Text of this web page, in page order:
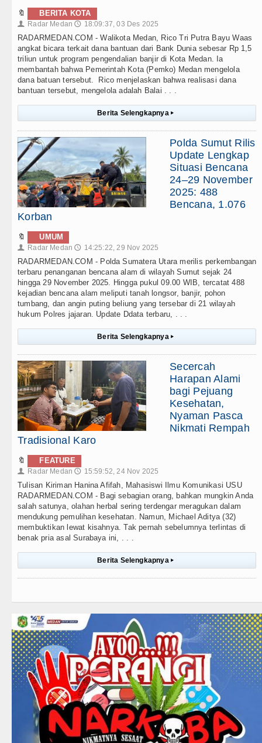
🔖 BERITA KOTA
👤 Radar Medan 🕔 18:09:37, 03 Des 2025
RADARMEDAN.COM - Walikota Medan, Rico Tri Putra Bayu Waas
angkat bicara terkait dana bantuan dari Bank Dunia sebesar Rp 1,5
triliun untuk program pengendalian banjir di Kota Medan. Ia
membantah bahwa Pemerintah Kota (Pemko) Medan mengelola
dana batuan tersebut. Rico menjelaskan bahwa realisasi dana
bantuan tersebut, mengelola adalah Balai . . .
Berita Selengkapnya ▸
Polda Sumut Rilis
Update Lengkap
Situasi Bencana
24–29 November
2025: 488
Bencana, 1.076
Korban
🔖 UMUM
👤 Radar Medan 🕔 14:25:22, 29 Nov 2025
RADARMEDAN.COM - Polda Sumatera Utara merilis perkembangan
terbaru penanganan bencana alam di wilayah Sumut sejak 24
hingga 29 November 2025. Hingga pukul 09.00 WIB, tercatat 488
kejadian bencana alam meliputi tanah longsor, banjir, pohon
tumbang, dan angin puting beliung yang tersebar di 21 wilayah
hukum Polres jajaran. Update Ddata terbaru, . . .
Berita Selengkapnya ▸
Secercah
Harapan Alami
bagi Pejuang
Kesehatan,
Nyaman Pasca
Nikmati Rempah
Tradisional Karo
🔖 FEATURE
👤 Radar Medan 🕔 15:59:52, 24 Nov 2025
Tulisan Kiriman Hanina Afifah, Mahasiswi Ilmu Komunikasi USU
RADARMEDAN.COM - Bagi sebagian orang, bahkan mungkin Anda
salah satunya, olahan herbal sering terdengar meragukan dalam
mendukung pemulihan kesehatan. Namun, Michael Aditya (32)
membuktikan lewat kisahnya. Tak pernah sebelumnya terlintas di
benak pria asal Surabaya ini, . . .
Berita Selengkapnya ▸